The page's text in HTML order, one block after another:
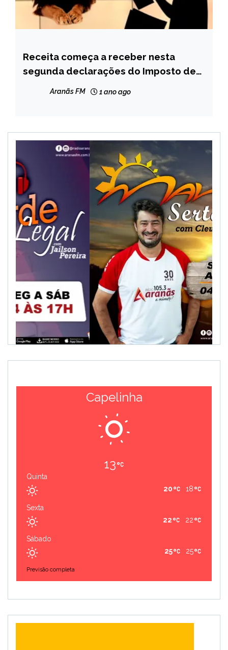
BRASIL
NOTÍCIAS
Receita começa a receber nesta
segunda declarações do Imposto de
Aranãs FM 1 ano ago
Capelinha
13
Quinta
18
20
Sexta
22
22
Sábado
25
25
Previsão completa